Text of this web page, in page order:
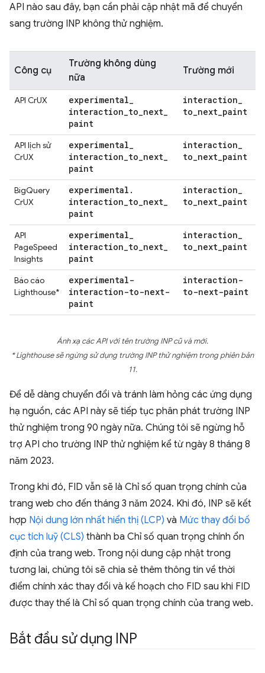
API nào sau đây, bạn cần phải cập nhật mã để chuyển
sang trường INP không thử nghiệm.
Công cụ
Trường không dùng
nữa
Trường mới
API CrUX experimental
interaction to next
paint
interaction
to next paint
API lịch sử
CrUX
experimental
interaction to next
paint
interaction
to next paint
BigQuery
CrUX
experimental .
interaction to next
paint
interaction
to next paint
API
PageSpeed
Insights
experimental
interaction to next
paint
interaction
to next paint
Báo cáo
Lighthouse*
experimental-
interaction-to-next-
paint
interaction-
to-next-paint
Ánh xạ các API với tên trường INP cũ và mới.
* Lighthouse sẽ ngừng sử dụng trường INP thử nghiệm trong phiên bản
11.
Để dễ dàng chuyển đổi và tránh làm hỏng các ứng dụng
hạ nguồn, các API này sẽ tiếp tục phân phát trường INP
thử nghiệm trong 90 ngày nữa. Chúng tôi sẽ ngừng hỗ
trợ API cho trường INP thử nghiệm kể từ ngày 8 tháng 8
năm 2023.
Trong khi đó, FID vẫn sẽ là Chỉ số quan trọng chính của
trang web cho đến tháng 3 năm 2024. Khi đó, INP sẽ kết
hợp Nội dung lớn nhất hiển thị (LCP) và Mức thay đổi bố
cục tích luỹ (CLS) thành ba Chỉ số quan trọng chính ổn
định của trang web. Trong nội dung cập nhật trong
tương lai, chúng tôi sẽ chia sẻ thêm thông tin về thời
điểm chính xác thay đổi và kế hoạch cho FID sau khi FID
được thay thế là Chỉ số quan trọng chính của trang web.
Bắt đầu sử dụng INP